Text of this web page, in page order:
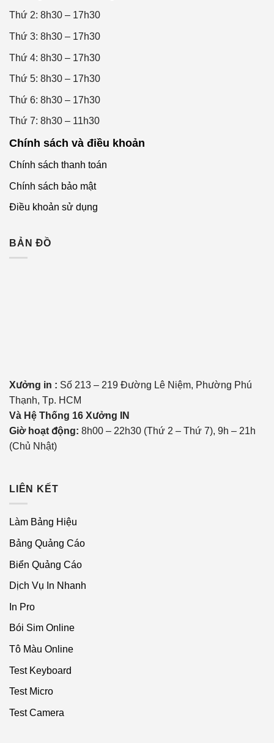
Thứ 2: 8h30 – 17h30
Thứ 3: 8h30 – 17h30
Thứ 4: 8h30 – 17h30
Thứ 5: 8h30 – 17h30
Thứ 6: 8h30 – 17h30
Thứ 7: 8h30 – 11h30
Chính sách và điều khoản
Chính sách thanh toán
Chính sách bảo mật
Điều khoản sử dụng
BẢN ĐỒ
Xưởng in : Số 213 – 219 Đường Lê Niệm, Phường Phú
Thạnh, Tp. HCM
Và Hệ Thống 16 Xưởng IN
Giờ hoạt động: 8h00 – 22h30 (Thứ 2 – Thứ 7), 9h – 21h
(Chủ Nhật)
LIÊN KẾT
Làm Bảng Hiệu
Bảng Quảng Cáo
Biển Quảng Cáo
Dịch Vụ In Nhanh
In Pro
Bói Sim Online
Tô Màu Online
Test Keyboard
Test Micro
Test Camera